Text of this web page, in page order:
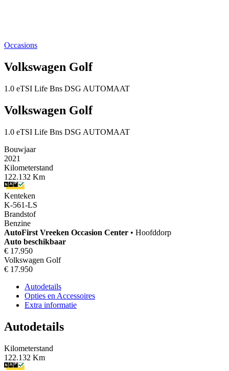
Occasions
Volkswagen Golf
1.0 eTSI Life Bns DSG AUTOMAAT
Volkswagen Golf
1.0 eTSI Life Bns DSG AUTOMAAT
Bouwjaar
2021
Kilometerstand
122.132 Km
Kenteken
K-561-LS
Brandstof
Benzine
AutoFirst Vreeken Occasion Center • Hoofddorp
Auto beschikbaar
€ 17.950
Volkswagen Golf
€ 17.950
Autodetails
Opties en Accessoires
Extra informatie
Autodetails
Kilometerstand
122.132 Km